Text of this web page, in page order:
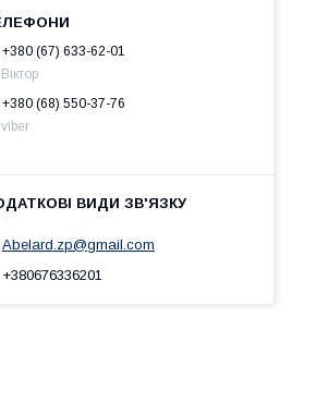
+380 (67) 633-62-01
Віктор
+380 (68) 550-37-76
viber
Abelard.zp@gmail.com
+380676336201